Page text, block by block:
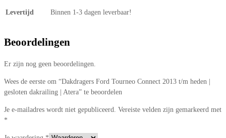
Levertijd Binnen 1-3 dagen leverbaar!
Beoordelingen
Er zijn nog geen beoordelingen.
Wees de eerste om “Dakdragers Ford Tourneo Connect 2013 t/m heden |
gesloten dakrailing | Atera” te beoordelen
Je e-mailadres wordt niet gepubliceerd. Vereiste velden zijn gemarkeerd met
*